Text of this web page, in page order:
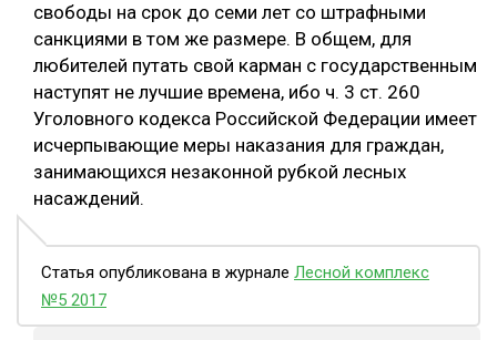
свободы на срок до семи лет со штрафными
санкциями в том же размере. В общем, для
любителей путать свой карман с государственным
наступят не лучшие времена, ибо ч. 3 ст. 260
Уголовного кодекса Российской Федерации имеет
исчерпывающие меры наказания для граждан,
занимающихся незаконной рубкой лесных
насаждений.
Статья опубликована в журнале Лесной комплекс
№5 2017